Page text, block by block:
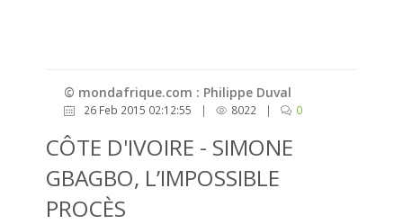
© mondafrique.com : Philippe Duval
26 Feb 2015 02:12:55 | 8022 | 0
CÔTE D'IVOIRE - SIMONE
GBAGBO, L’IMPOSSIBLE
PROCÈS